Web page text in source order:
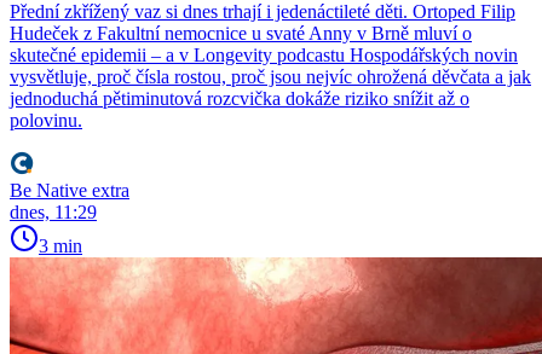
Přední zkřížený vaz si dnes trhají i jedenáctileté děti. Ortoped Filip
Hudeček z Fakultní nemocnice u svaté Anny v Brně mluví o
skutečné epidemii – a v Longevity podcastu Hospodářských novin
vysvětluje, proč čísla rostou, proč jsou nejvíc ohrožená děvčata a jak
jednoduchá pětiminutová rozcvička dokáže riziko snížit až o
polovinu.
Be Native extra
dnes, 11:29
3 min